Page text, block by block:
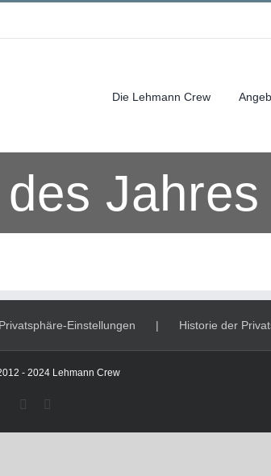
Die Lehmann Crew
Privatsphäre-Einstellungen Historie der
- 2024 Lehmann Crew
Facebook